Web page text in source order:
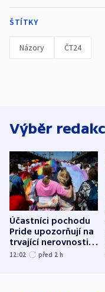
ŠTÍTKY
Názory ČT24
Výběr
Účastníci pochodu
Pride upozorňují na
trvající nerovnosti i
společenskou
12:02 před 2 h